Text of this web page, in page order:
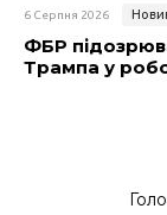
6 Серпня 2026
ФБР
Трампа у